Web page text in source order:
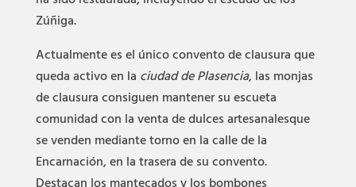
Zúñiga.
Actualmente es el único convento de clausura que
queda activo en la ciudad de Plasencia, las monjas
de clausura consiguen mantener su escueta
comunidad con la venta de dulces artesanalesque
se venden mediante torno en la calle de la
Encarnación, en la trasera de su convento.